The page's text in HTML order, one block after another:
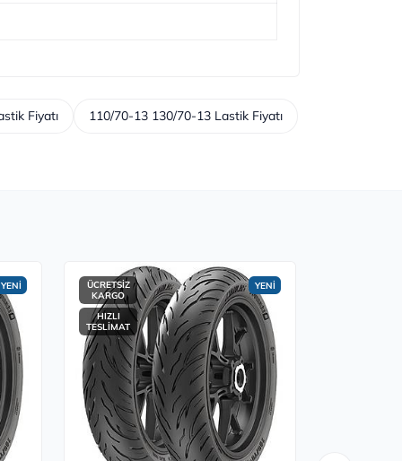
Fiyatı 110/70-13 130/70-13 Lastik Fiyatı
YENİ YENİ
ÜCRETSİZ
KARGO
HIZLI
TESLİMAT